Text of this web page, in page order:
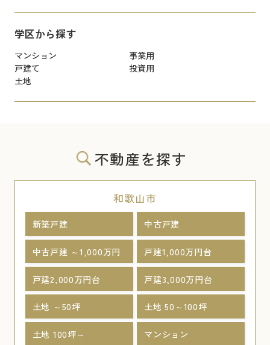
学区から探す
マンション
事業用
戸建て
投資用
土地
不動産を探す
和歌山市
新築戸建 中古戸建
中古戸建 ～1,000万円 戸建1,000万円台
戸建2,000万円台 戸建3,000万円台
土地 ～50坪 土地 50～100坪
土地 100坪～ マンション